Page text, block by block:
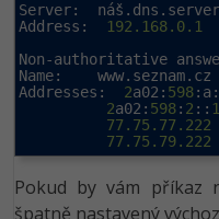
Server:  náš.dns.server
Address:
192.168.0.1
Non-authoritative
Name:    www.seznam.cz
Addresses: 2a02: 598
2a02: 598: 2 ::
77.75.77.222
77.75.79.222
Pokud by vám příkaz
špatně nastavený